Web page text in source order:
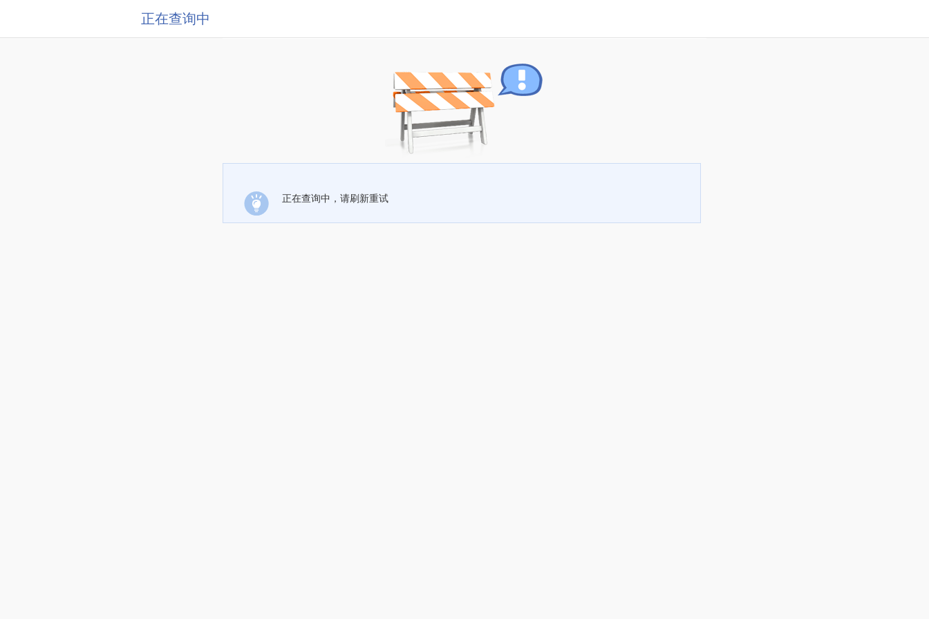
正在查询中
正在查询中，请刷新重试